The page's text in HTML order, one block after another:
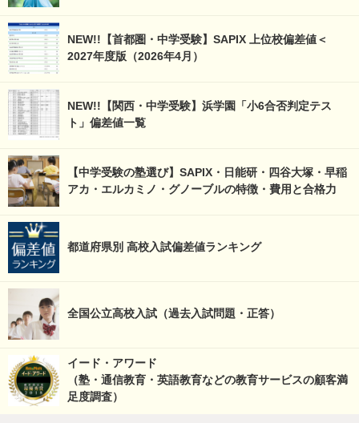
NEW!!【首都圏・中学受験】SAPIX 上位校偏差値＜
2027年度版（2026年4月）
NEW!!【関西・中学受験】浜学園「小6合否判定テス
ト」偏差値一覧
【中学受験の塾選び】SAPIX・日能研・四谷大塚・早稲
アカ・エルカミノ・グノーブルの特徴・費用と合格力
都道府県別 高校入試偏差値ランキング
全国公立高校入試（過去入試問題・正答）
イード・アワード
（塾・通信教育・英語教育などの教育サービスの顧客満
足度調査）